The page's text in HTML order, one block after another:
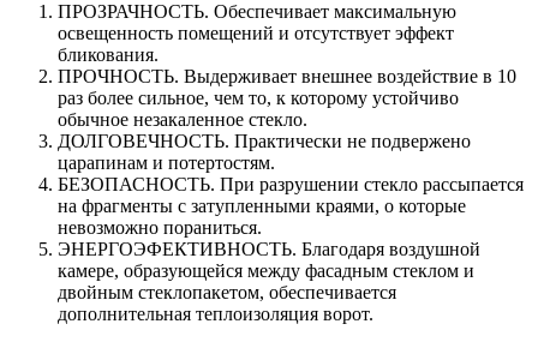
ПРОЗРАЧНОСТЬ. Обеспечивает максимальную
освещенность помещений и отсутствует эффект
бликования.
ПРОЧНОСТЬ. Выдерживает внешнее воздействие в 10
раз более сильное, чем то, к которому устойчиво
обычное незакаленное стекло.
ДОЛГОВЕЧНОСТЬ. Практически не подвержено
царапинам и потертостям.
БЕЗОПАСНОСТЬ. При разрушении стекло рассыпается
на фрагменты с затупленными краями, о которые
невозможно пораниться.
ЭНЕРГОЭФЕКТИВНОСТЬ. Благодаря воздушной
камере, образующейся между фасадным стеклом и
двойным стеклопакетом, обеспечивается
дополнительная теплоизоляция ворот.